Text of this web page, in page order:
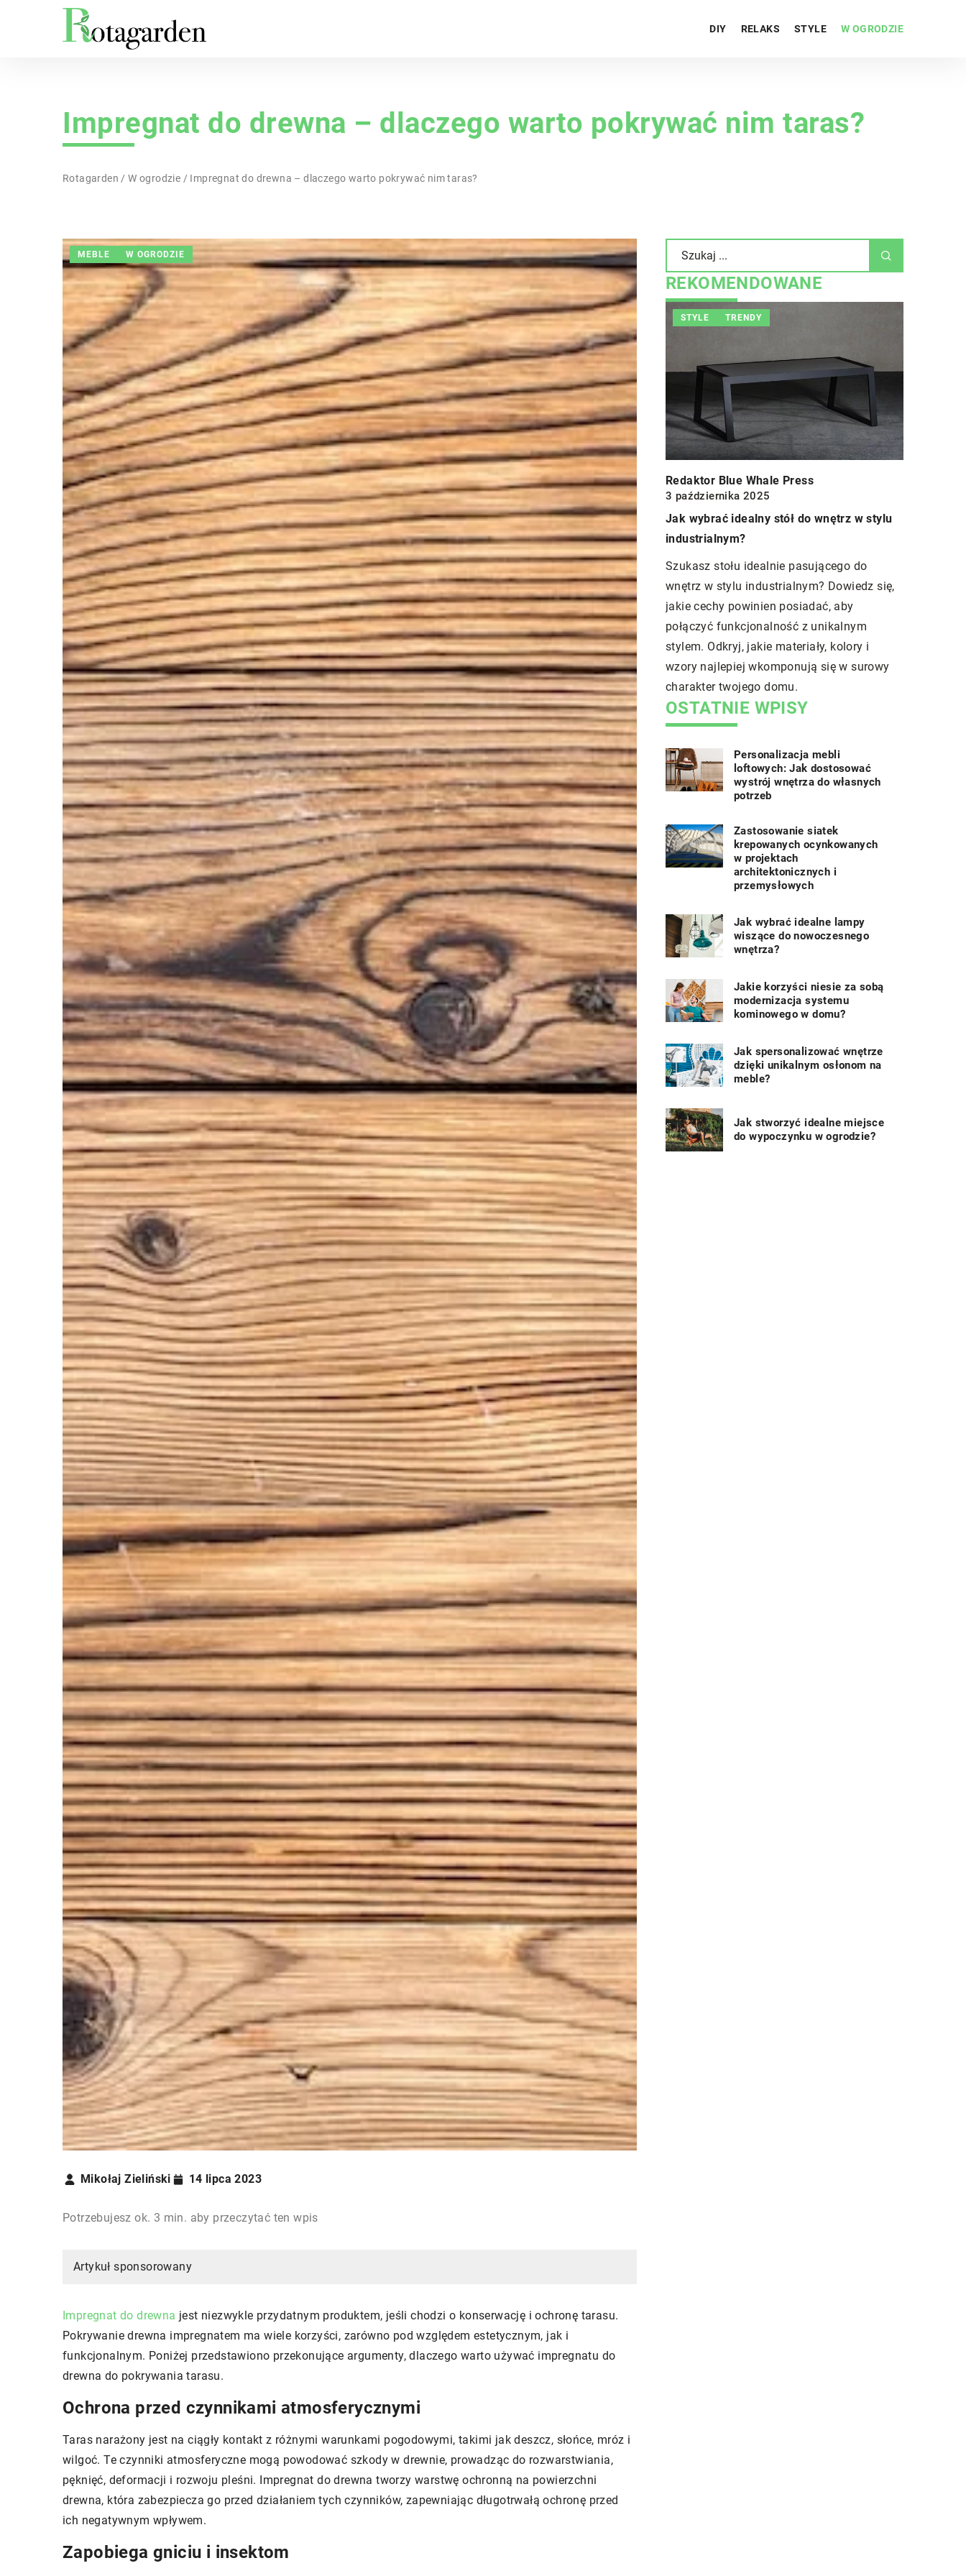
DIY RELAKS STYLE W OGRODZIE
Impregnat do drewna – dlaczego warto pokrywać nim taras?
Rotagarden /W ogrodzie / Impregnat do drewna – dlaczego warto pokrywać nim taras?
MEBLE W OGRODZIE
Mikołaj Zieliński 14 lipca 2023
Potrzebujesz ok. 3 min. aby przeczytać ten wpis
Artykuł sponsorowany
Impregnat do drewna jest niezwykle przydatnym produktem, jeśli chodzi o konserwację i ochronę tarasu.
Pokrywanie drewna impregnatem ma wiele korzyści, zarówno pod względem estetycznym, jak i
funkcjonalnym. Poniżej przedstawiono przekonujące argumenty, dlaczego warto używać impregnatu do
drewna do pokrywania tarasu.
Ochrona przed czynnikami atmosferycznymi
Taras narażony jest na ciągły kontakt z różnymi warunkami pogodowymi, takimi jak deszcz, słońce, mróz i
wilgoć. Te czynniki atmosferyczne mogą powodować szkody w drewnie, prowadząc do rozwarstwiania,
pęknięć, deformacji i rozwoju pleśni. Impregnat do drewna tworzy warstwę ochronną na powierzchni
drewna, która zabezpiecza go przed działaniem tych czynników, zapewniając długotrwałą ochronę przed
ich negatywnym wpływem.
Zapobiega gniciu i insektom
REKOMENDOWANE
INNE W OGRODZIE
Redaktor Blue Whale Press5 lipca 2026
Jakie są najważniejsze zalety
nowoczesnych systemów ogrodzeniowych
z aluminium?
Dowiedz się, dlaczego nowoczesne systemy
ogrodzeniowe z aluminium zdobywają coraz
większą popularność. Odkryj ich trwałość,
estetykę oraz bezproblemową konserwację,
które czynią je idealnym wyborem dla
Twojej posesji.
INNE
Beata Tyrchniewicz18 maja 2024
Jak profesjonalne usługi sprzątania mogą
pomóc po tragicznych wydarzeniach w
domu?
Odkryj, jak specjalistyczne usługi sprzątania
potrafią przywrócić dom do stanu sprzed
tragicznego wydarzenia. Zrozumiesz,
dlaczego warto powierzyć to zadanie
profesjonalistom.
STYLE TRENDY
Redaktor Blue Whale Press
3 października 2025
Jak wybrać idealny stół do wnętrz w stylu
industrialnym?
Szukasz stołu idealnie pasującego do
wnętrz w stylu industrialnym? Dowiedz się,
jakie cechy powinien posiadać, aby
połączyć funkcjonalność z unikalnym
stylem. Odkryj, jakie materiały, kolory i
wzory najlepiej wkomponują się w surowy
charakter twojego domu.
Redaktor Blue Whale Press
Jakie są najważniejsze zalety
nowoczesnych systemów
z aluminium?
ogrodzeniowe z aluminium
większą popularność. Odkryj ich
estetykę oraz bezproblemową
które czynią je idealnym wyborem
Twojej posesji.
OSTATNIE WPISY
Personalizacja mebli
loftowych: Jak dostosować
wystrój wnętrza do własnych
potrzeb
Zastosowanie siatek
krepowanych ocynkowanych
w projektach
architektonicznych i
przemysłowych
Jak wybrać idealne lampy
wiszące do nowoczesnego
wnętrza?
Jakie korzyści niesie za sobą
modernizacja systemu
kominowego w domu?
Jak spersonalizować wnętrze
dzięki unikalnym osłonom na
meble?
Jak stworzyć idealne miejsce
do wypoczynku w ogrodzie?